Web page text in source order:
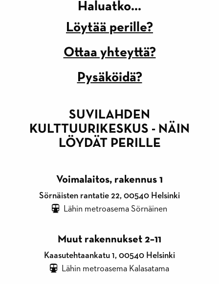
Haluatko...
Löytää perille?
Ottaa yhteyttä?
Pysäköidä?
SUVILAHDEN
KULTTUURIKESKUS - NÄIN
LÖYDÄT PERILLE
Voimalaitos, rakennus 1
Sörnäisten rantatie 22, 00540 Helsinki
Lähin metroasema Sörnäinen
Muut rakennukset 2–11
Kaasutehtaankatu 1, 00540 Helsinki
Lähin metroasema Kalasatama